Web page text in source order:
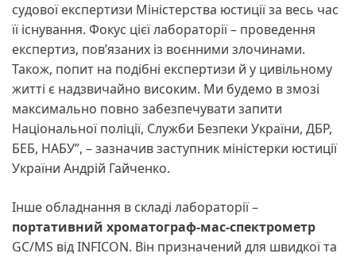
судової експертизи Міністерства юстиції за весь час
її існування. Фокус цієї лабораторії – проведення
експертиз, пов’язаних із воєнними злочинами.
Також, попит на подібні експертизи й у цивільному
житті є надзвичайно високим. Ми будемо в змозі
максимально повно забезпечувати запити
Національної поліції, Служби Безпеки України, ДБР,
БЕБ, НАБУ”, – зазначив заступник міністерки юстиції
України Андрій Гайченко.
Інше обладнання в складі лабораторії –
портативний хроматограф-мас-спектрометр
GC/MS від INFICON. Він призначений для швидкої та